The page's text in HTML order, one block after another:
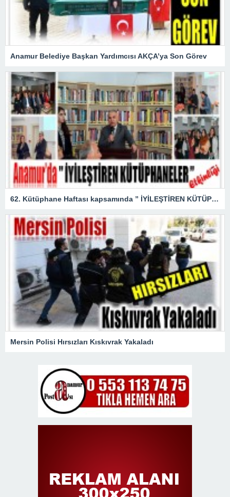
Anamur Belediye Başkan Yardımcısı AKÇA’ya Son Görev
62. Kütüphane Haftası kapsamında ” İYİLEŞTİREN KÜTÜPHANELER ” etkinliği düzenlendi.
Mersin Polisi Hırsızları Kıskıvrak Yakaladı